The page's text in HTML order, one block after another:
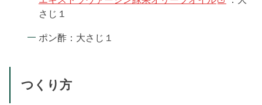
さじ１
ポン酢：大さじ１
つくり方